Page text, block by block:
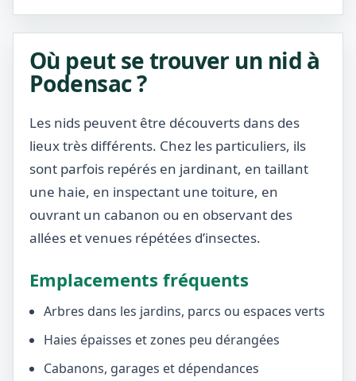
Où peut se trouver un nid à
Podensac ?
Les nids peuvent être découverts dans des
lieux très différents. Chez les particuliers, ils
sont parfois repérés en jardinant, en taillant
une haie, en inspectant une toiture, en
ouvrant un cabanon ou en observant des
allées et venues répétées d’insectes.
Emplacements fréquents
Arbres dans les jardins, parcs ou espaces verts
Haies épaisses et zones peu dérangées
Cabanons, garages et dépendances